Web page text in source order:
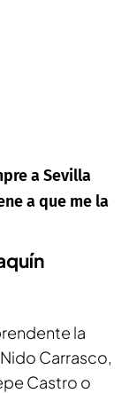
a Sevilla
a que me la
la
Carrasco,
Castro o